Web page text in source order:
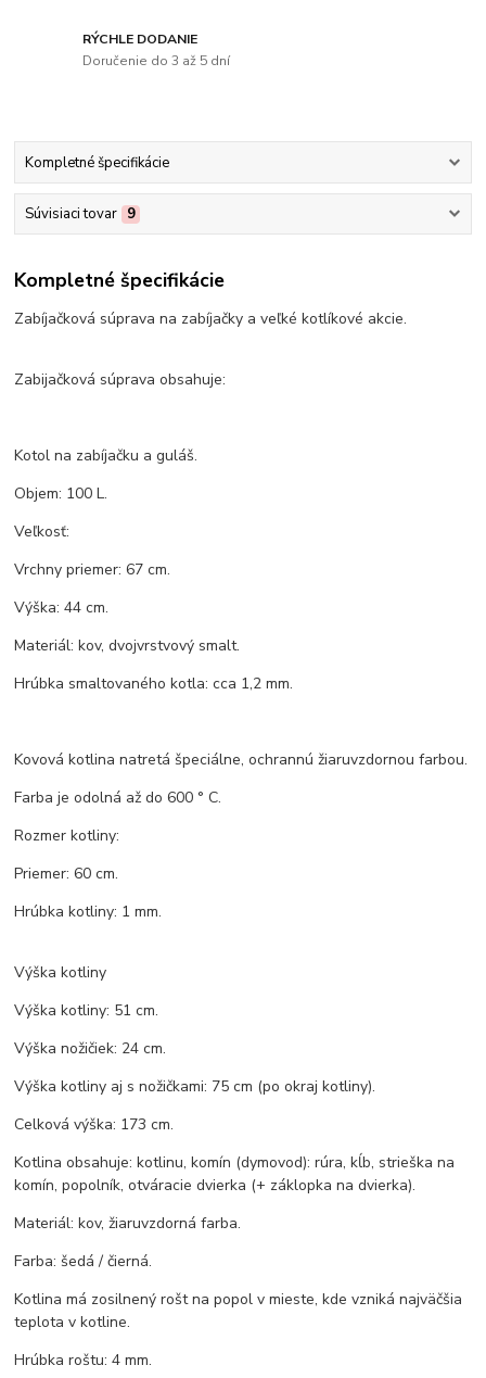
RÝCHLE DODANIE
Doručenie do 3 až 5 dní
Kompletné špecifikácie
Súvisiaci tovar 9
Kompletné špecifikácie
Zabíjačková súprava na zabíjačky a veľké kotlíkové akcie.
Zabijačková súprava obsahuje:
Kotol na zabíjačku a guláš.
Objem: 100 L.
Veľkosť:
Vrchny priemer: 67 cm.
Výška: 44 cm.
Materiál: kov, dvojvrstvový smalt.
Hrúbka smaltovaného kotla: cca 1,2 mm.
Kovová kotlina natretá špeciálne, ochrannú žiaruvzdornou farbou.
Farba je odolná až do 600 ° C.
Rozmer kotliny:
Priemer: 60 cm.
Hrúbka kotliny: 1 mm.
Výška kotliny
Výška kotliny: 51 cm.
Výška nožičiek: 24 cm.
Výška kotliny aj s nožičkami: 75 cm (po okraj kotliny).
Celková výška: 173 cm.
Kotlina obsahuje: kotlinu, komín (dymovod): rúra, kĺb, strieška na
komín, popolník, otváracie dvierka (+ záklopka na dvierka).
Materiál: kov, žiaruvzdorná farba.
Farba: šedá / čierná.
Kotlina má zosilnený rošt na popol v mieste, kde vzniká najväčšia
teplota v kotline.
Hrúbka roštu: 4 mm.